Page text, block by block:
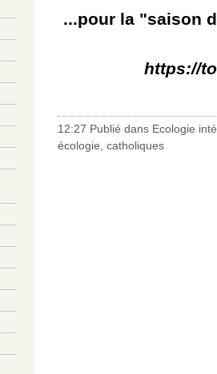
...pour la "saison
https://
12:27 Publié dans Ecologie
écologie catholiques